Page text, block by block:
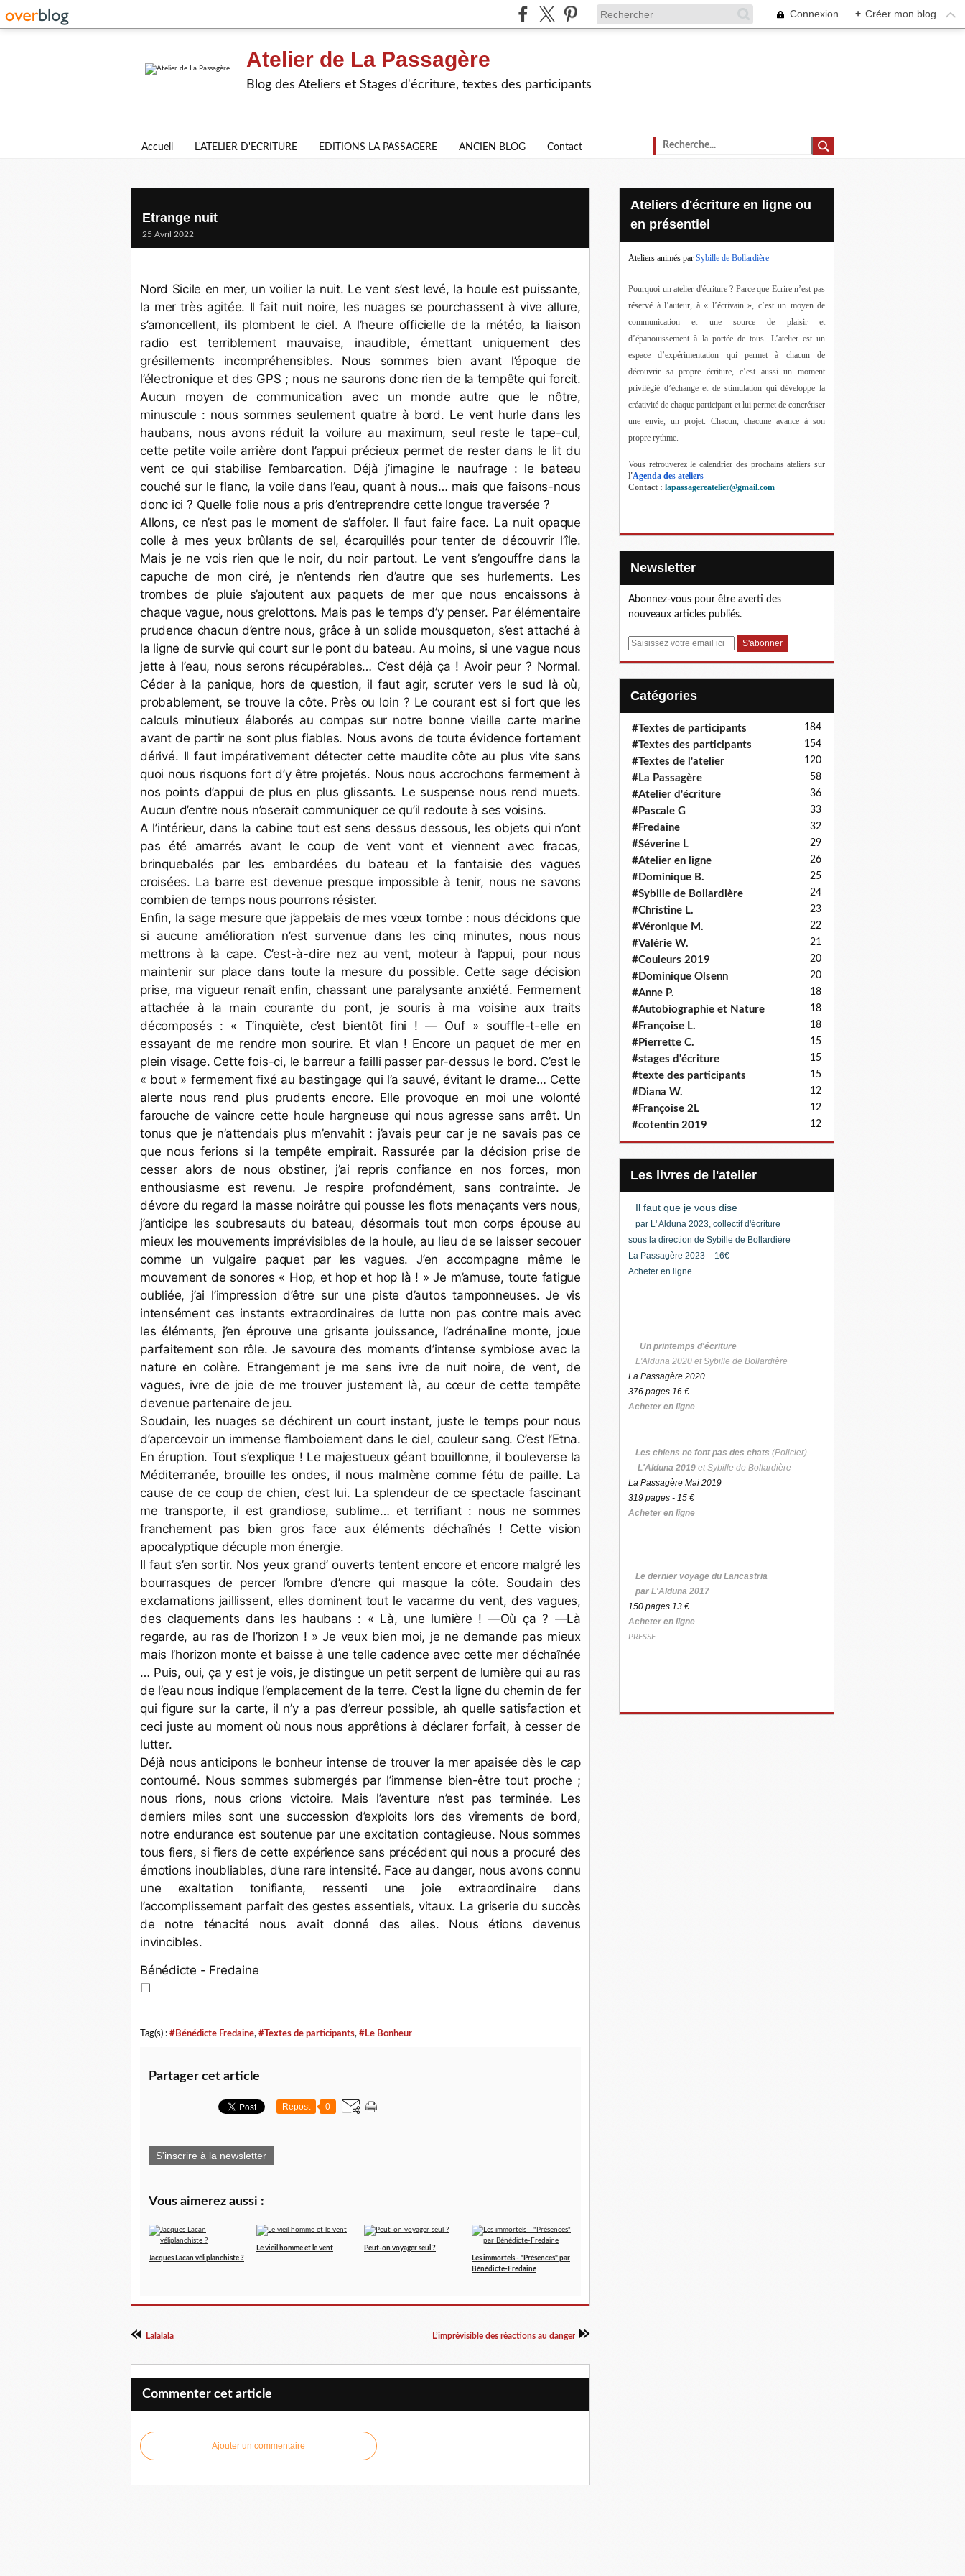
Connexion + Créer mon blog
Atelier de La Passagère
Blog des Ateliers et Stages d'écriture, textes des participants
Accueil L'ATELIER D'ECRITURE EDITIONS LA PASSAGERE ANCIEN BLOG Contact
Etrange nuit
25 Avril 2022
Nord Sicile en mer, un voilier la nuit. Le vent s’est levé, la houle est puissante,
la mer très agitée. Il fait nuit noire, les nuages se pourchassent à vive allure,
s’amoncellent, ils plombent le ciel. A l’heure officielle de la météo, la liaison
radio est terriblement mauvaise, inaudible, émettant uniquement des
grésillements incompréhensibles. Nous sommes bien avant l’époque de
l’électronique et des GPS ; nous ne saurons donc rien de la tempête qui forcit.
Aucun moyen de communication avec un monde autre que le nôtre,
minuscule : nous sommes seulement quatre à bord. Le vent hurle dans les
haubans, nous avons réduit la voilure au maximum, seul reste le tape-cul,
cette petite voile arrière dont l’appui précieux permet de rester dans le lit du
vent ce qui stabilise l’embarcation. Déjà j’imagine le naufrage : le bateau
couché sur le flanc, la voile dans l’eau, quant à nous… mais que faisons-nous
donc ici ? Quelle folie nous a pris d’entreprendre cette longue traversée ?
Allons, ce n’est pas le moment de s’affoler. Il faut faire face. La nuit opaque
colle à mes yeux brûlants de sel, écarquillés pour tenter de découvrir l’île.
Mais je ne vois rien que le noir, du noir partout. Le vent s’engouffre dans la
capuche de mon ciré, je n’entends rien d’autre que ses hurlements. Les
trombes de pluie s’ajoutent aux paquets de mer que nous encaissons à
chaque vague, nous grelottons. Mais pas le temps d’y penser. Par élémentaire
prudence chacun d’entre nous, grâce à un solide mousqueton, s’est attaché à
la ligne de survie qui court sur le pont du bateau. Au moins, si une vague nous
jette à l’eau, nous serons récupérables… C’est déjà ça ! Avoir peur ? Normal.
Céder à la panique, hors de question, il faut agir, scruter vers le sud là où,
probablement, se trouve la côte. Près ou loin ? Le courant est si fort que les
calculs minutieux élaborés au compas sur notre bonne vieille carte marine
avant de partir ne sont plus fiables. Nous avons de toute évidence fortement
dérivé. Il faut impérativement détecter cette maudite côte au plus vite sans
quoi nous risquons fort d’y être projetés. Nous nous accrochons fermement à
nos points d’appui de plus en plus glissants. Le suspense nous rend muets.
Aucun d’entre nous n’oserait communiquer ce qu’il redoute à ses voisins.
A l’intérieur, dans la cabine tout est sens dessus dessous, les objets qui n’ont
pas été amarrés avant le coup de vent vont et viennent avec fracas,
brinquebalés par les embardées du bateau et la fantaisie des vagues
croisées. La barre est devenue presque impossible à tenir, nous ne savons
combien de temps nous pourrons résister.
Enfin, la sage mesure que j’appelais de mes vœux tombe : nous décidons que
si aucune amélioration n’est survenue dans les cinq minutes, nous nous
mettrons à la cape. C’est-à-dire nez au vent, moteur à l’appui, pour nous
maintenir sur place dans toute la mesure du possible. Cette sage décision
prise, ma vigueur renaît enfin, chassant une paralysante anxiété. Fermement
attachée à la main courante du pont, je souris à ma voisine aux traits
décomposés : « T’inquiète, c’est bientôt fini ! — Ouf » souffle-t-elle en
essayant de me rendre mon sourire. Et vlan ! Encore un paquet de mer en
plein visage. Cette fois-ci, le barreur a failli passer par-dessus le bord. C’est le
« bout » fermement fixé au bastingage qui l’a sauvé, évitant le drame… Cette
alerte nous rend plus prudents encore. Elle provoque en moi une volonté
farouche de vaincre cette houle hargneuse qui nous agresse sans arrêt. Un
tonus que je n’attendais plus m’envahit : j’avais peur car je ne savais pas ce
que nous ferions si la tempête empirait. Rassurée par la décision prise de
cesser alors de nous obstiner, j’ai repris confiance en nos forces, mon
enthousiasme est revenu. Je respire profondément, sans contrainte. Je
dévore du regard la masse noirâtre qui pousse les flots menaçants vers nous,
j’anticipe les soubresauts du bateau, désormais tout mon corps épouse au
mieux les mouvements imprévisibles de la houle, au lieu de se laisser secouer
comme un vulgaire paquet par les vagues. J’en accompagne même le
mouvement de sonores « Hop, et hop et hop là ! » Je m’amuse, toute fatigue
oubliée, j’ai l’impression d’être sur une piste d’autos tamponneuses. Je vis
intensément ces instants extraordinaires de lutte non pas contre mais avec
les éléments, j’en éprouve une grisante jouissance, l’adrénaline monte, joue
parfaitement son rôle. Je savoure des moments d’intense symbiose avec la
nature en colère. Etrangement je me sens ivre de nuit noire, de vent, de
vagues, ivre de joie de me trouver justement là, au cœur de cette tempête
devenue partenaire de jeu.
Soudain, les nuages se déchirent un court instant, juste le temps pour nous
d’apercevoir un immense flamboiement dans le ciel, couleur sang. C’est l’Etna.
En éruption. Tout s’explique ! Le majestueux géant bouillonne, il bouleverse la
Méditerranée, brouille les ondes, il nous malmène comme fétu de paille. La
cause de ce coup de chien, c’est lui. La splendeur de ce spectacle fascinant
me transporte, il est grandiose, sublime… et terrifiant : nous ne sommes
franchement pas bien gros face aux éléments déchaînés ! Cette vision
apocalyptique décuple mon énergie.
Il faut s’en sortir. Nos yeux grand’ ouverts tentent encore et encore malgré les
bourrasques de percer l’ombre d’encre qui masque la côte. Soudain des
exclamations jaillissent, elles dominent tout le vacarme du vent, des vagues,
des claquements dans les haubans : « Là, une lumière ! —Où ça ? —Là
regarde, au ras de l’horizon ! » Je veux bien moi, je ne demande pas mieux
mais l’horizon monte et baisse à une telle cadence avec cette mer déchaînée
… Puis, oui, ça y est je vois, je distingue un petit serpent de lumière qui au ras
de l’eau nous indique l’emplacement de la terre. C’est la ligne du chemin de fer
qui figure sur la carte, il n’y a pas d’erreur possible, ah quelle satisfaction et
ceci juste au moment où nous nous apprêtions à déclarer forfait, à cesser de
lutter.
Déjà nous anticipons le bonheur intense de trouver la mer apaisée dès le cap
contourné. Nous sommes submergés par l’immense bien-être tout proche ;
nous rions, nous crions victoire. Mais l’aventure n’est pas terminée. Les
derniers miles sont une succession d’exploits lors des virements de bord,
notre endurance est soutenue par une excitation contagieuse. Nous sommes
tous fiers, si fiers de cette expérience sans précédent qui nous a procuré des
émotions inoubliables, d’une rare intensité. Face au danger, nous avons connu
une exaltation tonifiante, ressenti une joie extraordinaire dans
l’accomplissement parfait des gestes essentiels, vitaux. La griserie du succès
de notre ténacité nous avait donné des ailes. Nous étions devenus
invincibles.
Bénédicte - Fredaine
☐
Tag(s) : #Bénédicte Fredaine, #Textes de participants, #Le Bonheur
Partager cet article
Repost 0
S'inscrire à la newsletter
Vous aimerez aussi :
Jacques Lacan véliplanchiste ?
Le vieil homme et le vent
Peut-on voyager seul ?
Les immortels - "Présences" par
Bénédicte-Fredaine
Lalalala L’imprévisible des réactions au danger
Commenter cet article
Ajouter un commentaire
Ateliers d'écriture en ligne ou
en présentiel
Ateliers animés par Sybille de Bollardière
Pourquoi un atelier d'écriture ? Parce que Ecrire n’est pas
réservé à l’auteur, à « l’écrivain », c’est un moyen de
communication et une source de plaisir et
d’épanouissement à la portée de tous. L’atelier est un
espace d’expérimentation qui permet à chacun de
découvrir sa propre écriture, c’est aussi un moment
privilégié d’échange et de stimulation qui développe la
créativité de chaque participant et lui permet de concrétiser
une envie, un projet. Chacun, chacune avance à son
propre rythme.
Vous retrouverez le calendrier des prochains ateliers sur
l'Agenda des ateliers
Contact : lapassagereatelier@gmail.com
Newsletter
Abonnez-vous pour être averti des
nouveaux articles publiés.
E
Catégories
#Textes de participants 184
#Textes des participants 154
#Textes de l'atelier 120
#La Passagère 58
#Atelier d'écriture 36
#Pascale G 33
#Fredaine 32
#Séverine L 29
#Atelier en ligne 26
#Dominique B. 25
#Sybille de Bollardière 24
#Christine L. 23
#Véronique M. 22
#Valérie W. 21
#Couleurs 2019 20
#Dominique Olsenn 20
#Anne P. 18
#Autobiographie et Nature 18
#Françoise L. 18
#Pierrette C. 15
#stages d'écriture 15
#texte des participants 15
#Diana W. 12
#Françoise 2L 12
#cotentin 2019 12
Les livres de l'atelier
Il faut que je vous dise
par L' Alduna 2023, collectif d'écriture
sous la direction de Sybille de Bollardière
La Passagère 2023 - 16€
Acheter en ligne
Un printemps d'écriture
L'Alduna 2020 et Sybille de Bollardière
La Passagère 2020
376 pages 16 €
Acheter en ligne
Les chiens ne font pas des chats (Policier)
L'Alduna 2019 et Sybille de Bollardière
La Passagère Mai 2019
319 pages - 15 €
Acheter en ligne
Le dernier voyage du Lancastria
par L'Alduna 2017
150 pages 13 €
Acheter en ligne
PRESSE